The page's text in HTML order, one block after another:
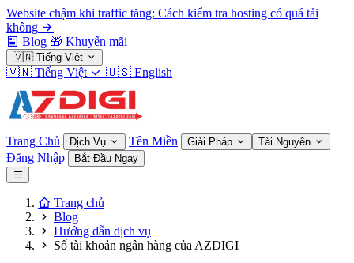
Website chậm khi traffic tăng: Cách kiểm tra hosting có quá tải
không
Blog 🎁 Khuyến mãi
🇻🇳 Tiếng Việt
🇻🇳 Tiếng Việt 🇺🇸 English
Trang Chủ Dịch Vụ Tên Miền Giải Pháp Tài Nguyên
Đăng Nhập Bắt Đầu Ngay
Trang chủ
Blog
Hướng dẫn dịch vụ
Số tài khoản ngân hàng của AZDIGI